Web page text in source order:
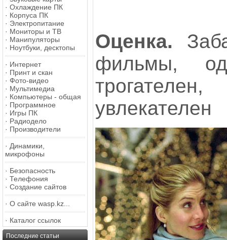
· Охлаждение ПК
· Корпуса ПК
· Электропитание
· Мониторы и ТВ
· Манипуляторы
· Ноутбуки, десктопы
· Интернет
· Принт и скан
· Фото-видео
· Мультимедиа
· Компьютеры - общая
· Программное
· Игры ПК
· Радиодело
· Производители
· Динамики,
микрофоны
· Безопасность
· Телефония
· Создание сайтов
· О сайте wasp.kz...
· Каталог ссылок
Последние статьи
Оценка.
фильмы,
увлекателен